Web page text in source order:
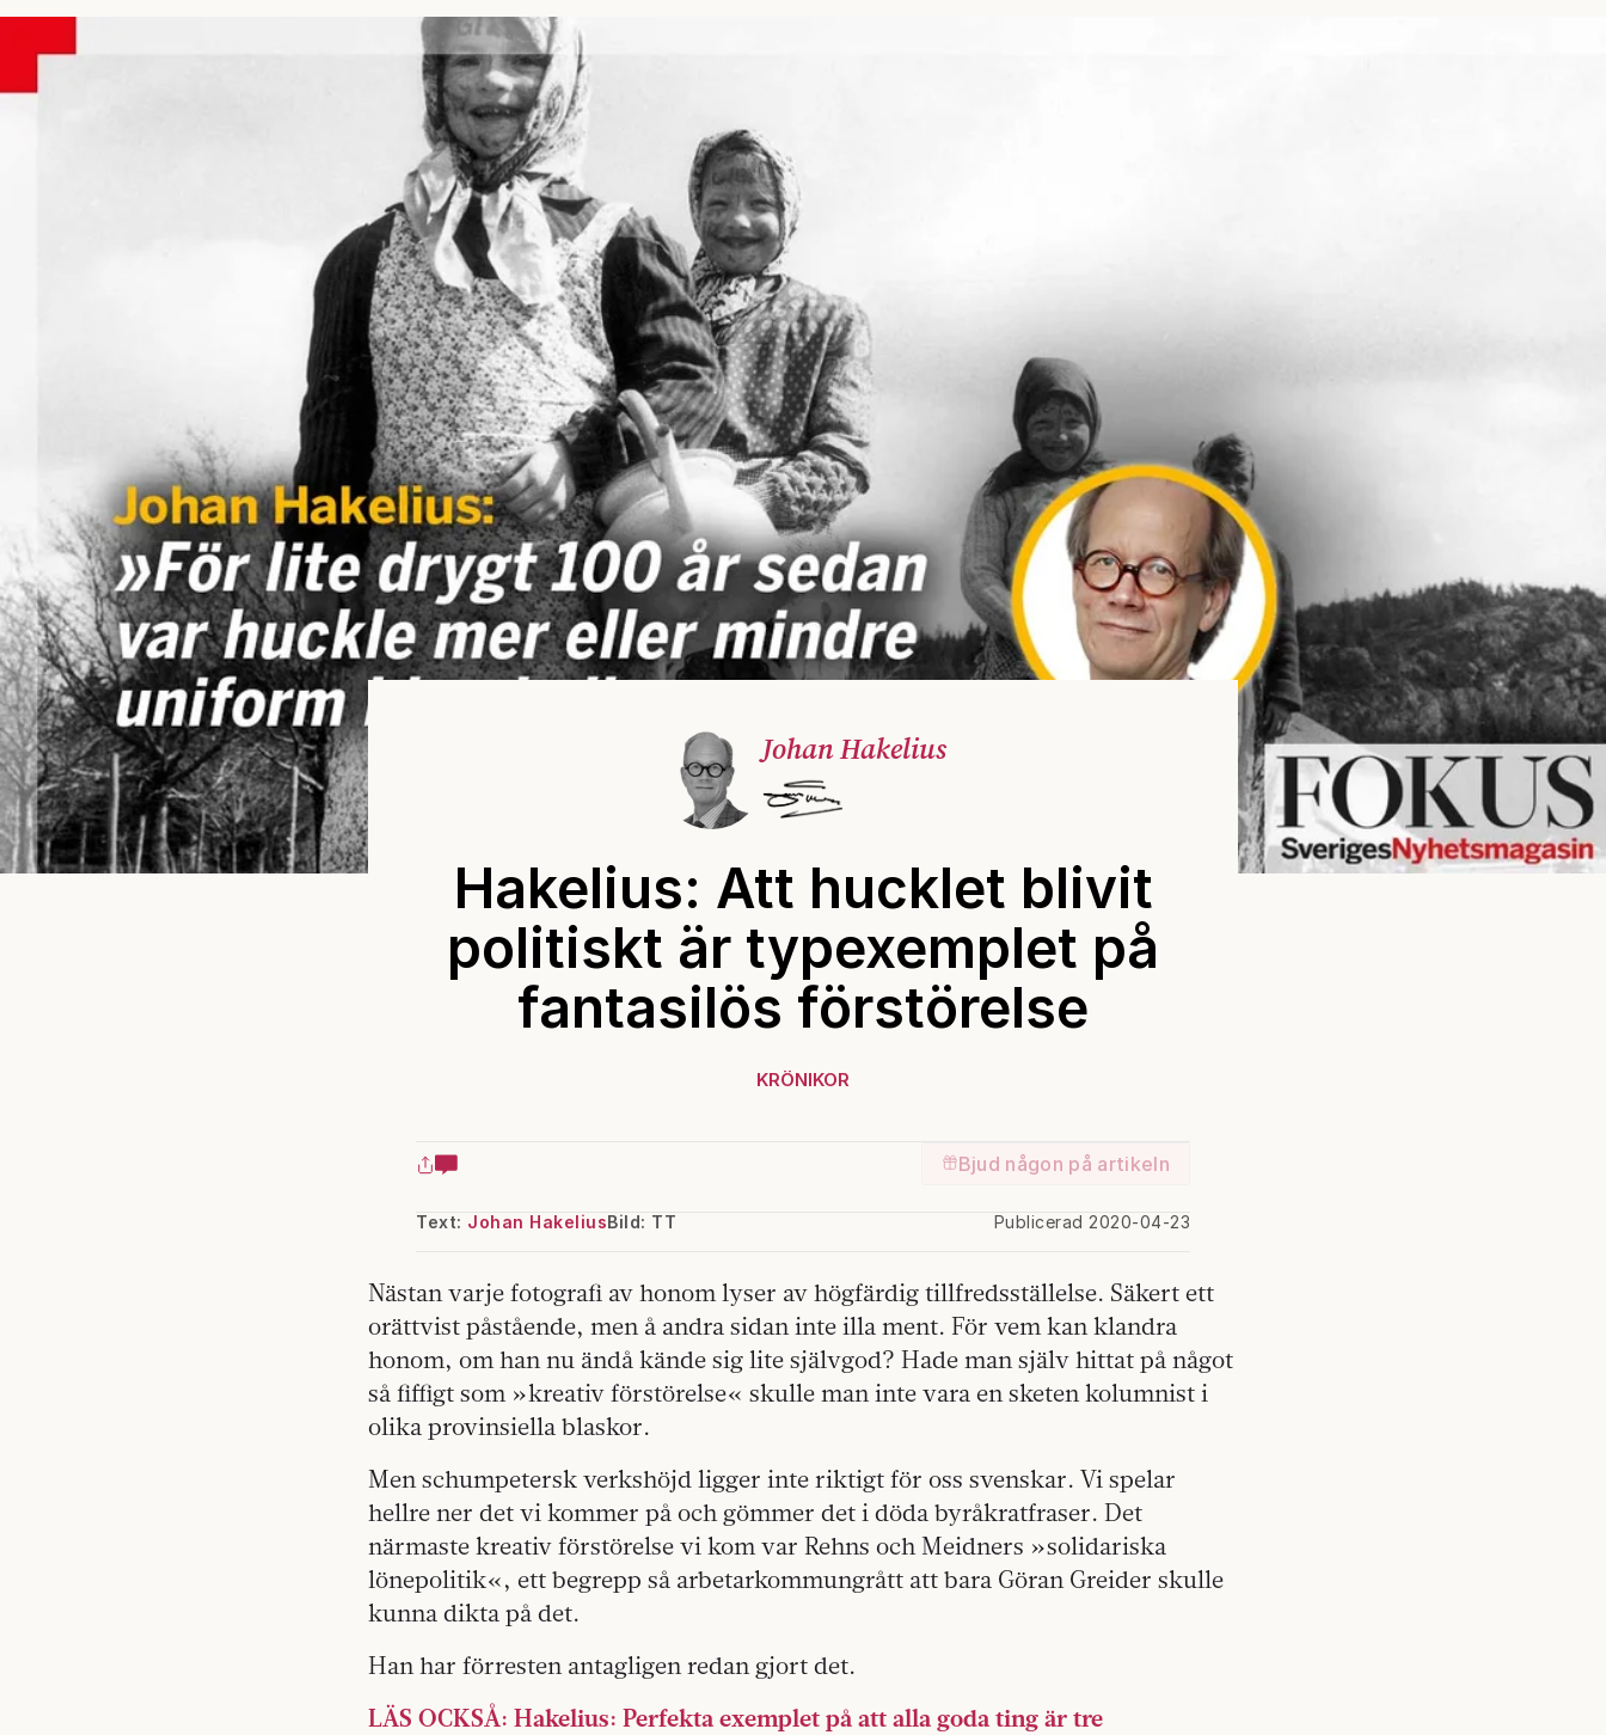
Johan Hakelius
Hakelius: Att hucklet blivit
politiskt är typexemplet på
fantasilös förstörelse
KRÖNIKOR
Bjud någon på artikeln
Text: Johan Hakelius Publicerad 2020-04-23
Bild: TT
Nästan varje fotografi av honom lyser av högfärdig tillfredsställelse. Säkert ett
orättvist påstående, men å andra sidan inte illa ment. För vem kan klandra
honom, om han nu ändå kände sig lite självgod? Hade man själv hittat på något
så fiffigt som »kreativ förstörelse« skulle man inte vara en sketen kolumnist i
olika provinsiella blaskor.
Men schumpetersk verkshöjd ligger inte riktigt för oss svenskar. Vi spelar
hellre ner det vi kommer på och gömmer det i döda byråkratfraser. Det
närmaste kreativ förstörelse vi kom var Rehns och Meidners »solidariska
lönepolitik«, ett begrepp så arbetarkommungrått att bara Göran Greider skulle
kunna dikta på det.
Han har förresten antagligen redan gjort det.
LÄS OCKSÅ: Hakelius: Perfekta exemplet på att alla goda ting är tre